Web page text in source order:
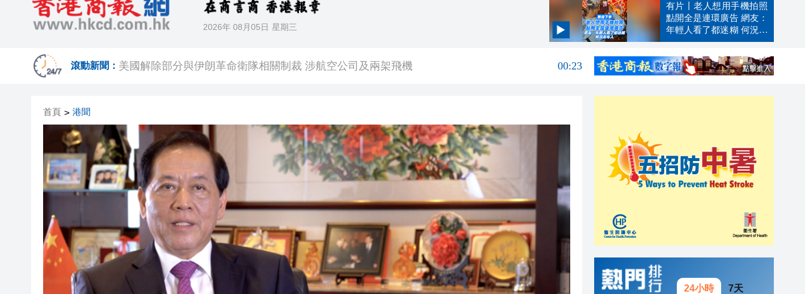
2026年 08月05日 星期三
有片丨老人想用手機拍照
點開全是連環廣告 網友：
年輕人看了都迷糊 何況老
年人
滾動新聞：
04:26
美國解除部分與伊朗革命衛隊相關制裁 涉航空公司及兩架飛機
00:23
有片丨​ 版藝聚香江 第二屆「黃永玉」國際青年版畫展開幕
深圳南山公益電影嘉年華舉辦《浪浪山小妖怪》專場暨王小窗分享會
有片丨67歲吳岱融穿梭星馬及內地 心中仍有火 想拍粵語電影
22:33
有片丨比賽時突遭雷電劈擊 泰國24歲球員當場不治身亡
22:28
首頁 > 港聞
24小時 7天